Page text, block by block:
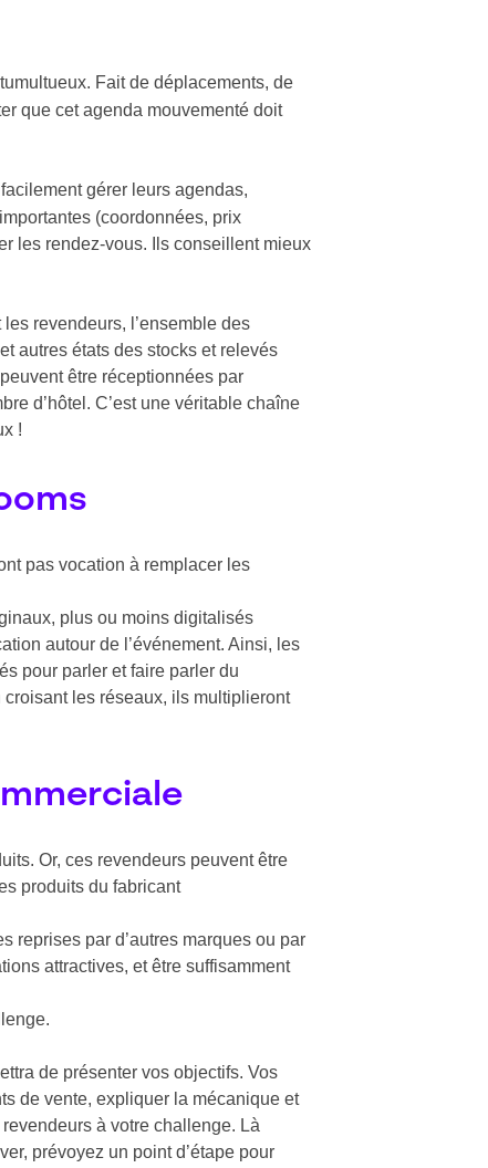
Fait de déplacements, de
que cet agenda mouvementé doit
gérer leurs agendas,
(coordonnées, prix
les rendez-vous. Ils conseillent mieux
revendeurs, l’ensemble des
autres états des stocks et relevés
être réceptionnées par
d’hôtel. C’est une véritable chaîne
!
pas vocation à remplacer les
plus ou moins digitalisés
autour de l’événement. Ainsi, les
pour parler et faire parler du
croisant les réseaux, ils multiplieront
Or, ces revendeurs peuvent être
produits du fabricant
reprises par d’autres marques ou par
attractives, et être suffisamment
de présenter vos objectifs. Vos
de vente, expliquer la mécanique et
à votre challenge. Là
prévoyez un point d’étape pour